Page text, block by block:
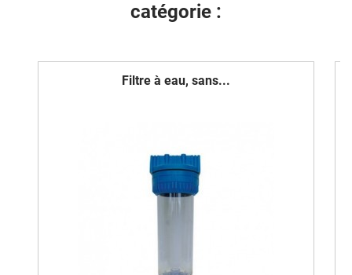
catégorie :
Filtre à eau, sans...